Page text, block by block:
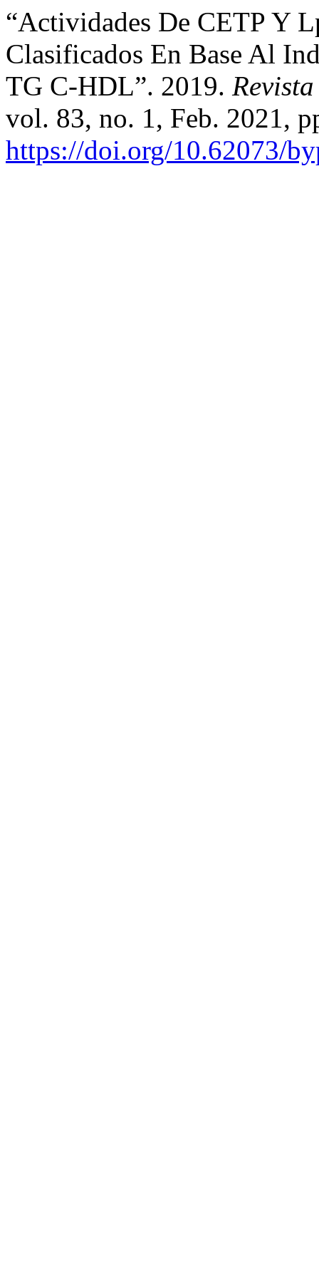
“Actividades De CETP Y
Clasificados En Base Al
TG C-HDL”. 2019.
vol. 83, no. 1, Feb. 2021,
https://doi.org/10.62073/